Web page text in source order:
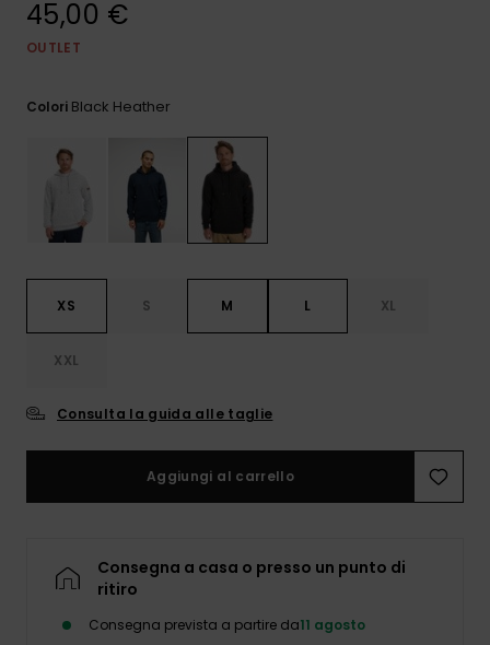
45,00 €
OUTLET
Colori Black Heather
XS S M L XL
XXL
Consulta la guida alle taglie
Aggiungi al carrello
Consegna a casa o presso un punto di
ritiro
Consegna prevista a partire da11 agosto